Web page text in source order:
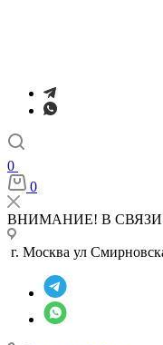
0
0
ВНИМАНИЕ! В
г. Москва ул